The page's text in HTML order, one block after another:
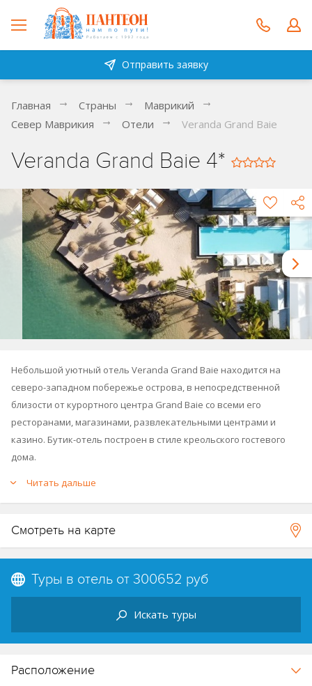
Отправить заявку
Главная Страны
Маврикий
Север Маврикия
Отели Veranda Grand Baie
Veranda Grand Baie 4*
Небольшой уютный отель Veranda Grand Baie находится на
северо-западном побережье острова, в непосредственной
близости от курортного центра Grand Baie со всеми его
ресторанами, магазинами, развлекательными центрами и
казино. Бутик-отель построен в стиле креольского гостевого
дома.
К услугам гостей открытые бассейны, спа-центр, тренажёрный
зал, 2 ресторана и 2 бара.
См.карту отеля
Принадлежит к группе отелей Veranda Resorts (Veranda Tamarin,
Veranda Paul & Virginie).
Читать дальше
Смотреть на карте
Туры в отель от 300652 руб
Искать туры
Расположение